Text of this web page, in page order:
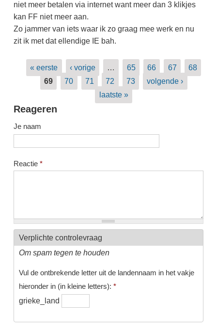
niet meer betalen via internet want meer dan 3 klikjes
kan FF niet meer aan.
Zo jammer van iets waar ik zo graag mee werk en nu
zit ik met dat ellendige IE bah.
Pagina's
« eerste ‹ vorige … 65 66 67
68
69
70 71 72 73
volgende ›
laatste »
Reageren
Je naam
Reactie *
Verplichte controlevraag
Om spam tegen te houden
Vul de ontbrekende letter uit de landennaam in het vakje
hieronder in (in kleine letters): *
grieke_land